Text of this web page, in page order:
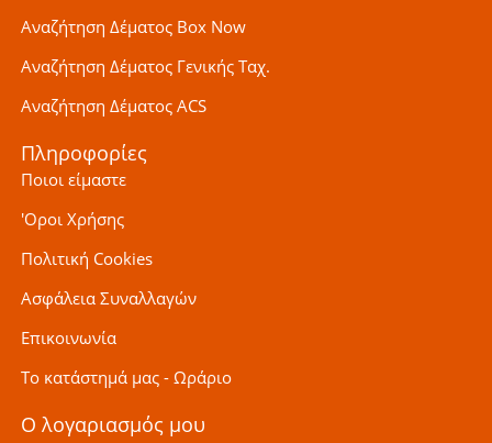
Αναζήτηση Δέματος Box Now
Αναζήτηση Δέματος Γενικής Ταχ.
Αναζήτηση Δέματος ACS
Πληροφορίες
Ποιοι είμαστε
'Οροι Χρήσης
Πολιτική Cookies
Ασφάλεια Συναλλαγών
Επικοινωνία
Το κατάστημά μας - Ωράριο
Ο λογαριασμός μου